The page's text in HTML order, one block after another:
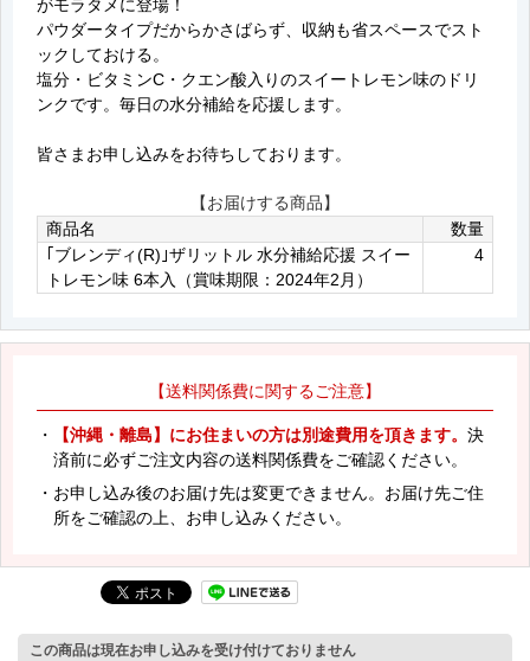
がモラタメに登場！
パウダータイプだからかさばらず、収納も省スペースでスト
ックしておける。
塩分・ビタミンC・クエン酸入りのスイートレモン味のドリ
ンクです。毎日の水分補給を応援します。
皆さまお申し込みをお待ちしております。
【お届けする商品】
商品名
数量
｢ブレンディ(R)｣ザリットル 水分補給応援 スイー
トレモン味 6本入（賞味期限：2024年2月）
4
【送料関係費に関するご注意】
・ 【沖縄・離島】にお住まいの方は別途費用を頂きます。 決
済前に必ずご注文内容の送料関係費をご確認ください。
・お申し込み後のお届け先は変更できません。お届け先ご住
所をご確認の上、お申し込みください。
この商品は現在お申し込みを受け付けておりません